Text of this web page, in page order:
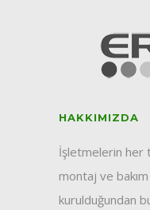
HAKKIMIZDA
İşletmelerin her
montaj ve
kurulduğundan